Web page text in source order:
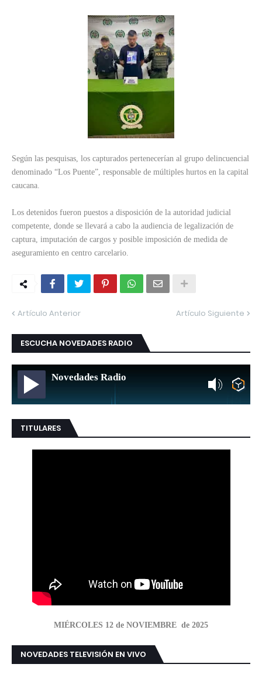
Según las pesquisas, los capturados pertenecerían al grupo delincuencial
denominado “Los Puente”, responsable de múltiples hurtos en la capital
caucana.
Los detenidos fueron puestos a disposición de la autoridad judicial
competente, donde se llevará a cabo la audiencia de legalización de
captura, imputación de cargos y posible imposición de medida de
aseguramiento en centro carcelario.
Artículo Anterior Artículo Siguiente
ESCUCHA NOVEDADES RADIO
Novedades Radio
TITULARES
MIÉRCOLES 12 de NOVIEMBRE de 2025
NOVEDADES TELEVISIÓN EN VIVO